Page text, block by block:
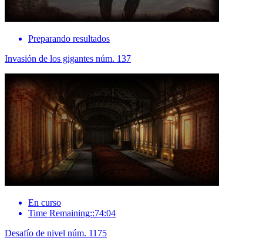
Preparando resultados
Invasión de los gigantes núm. 137
En curso
Time Remaining::74:04
Desafío de nivel núm. 1175